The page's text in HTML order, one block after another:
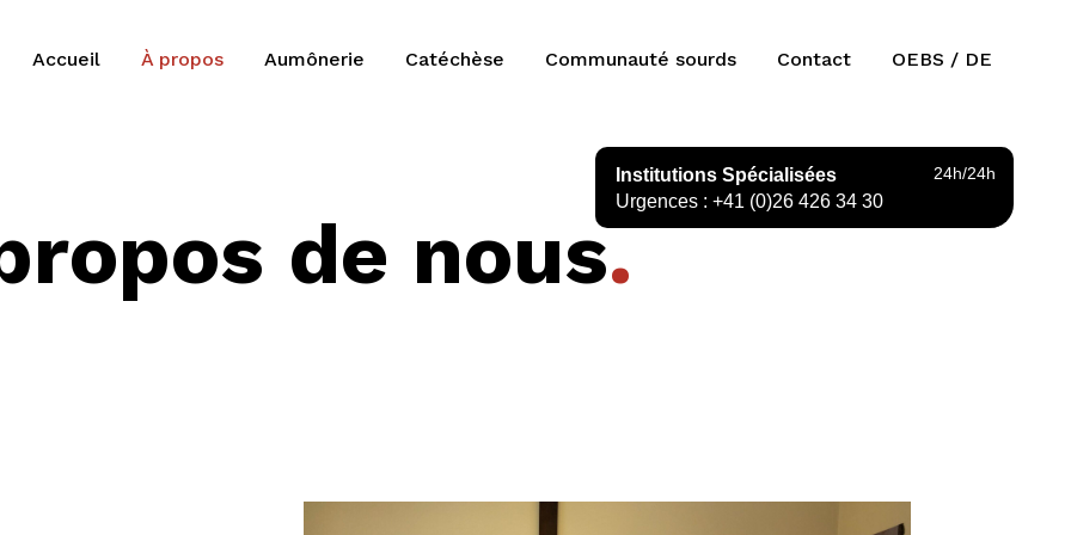
Accueil À propos Aumônerie Catéchèse Communauté sourds Contact OEBS / DE
de nous.
Institutions Spécialisées
Urgences : +41 (0)26 426 34 30
24h/24h